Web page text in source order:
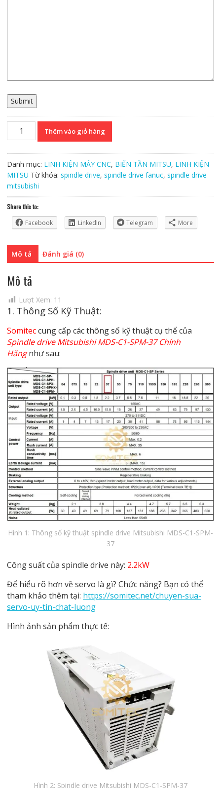
Submit
Spindle
drive
C1-
SPM-
37
Chính
Thêm vào giỏ hàng
Danh mục: LINH KIỆN MÁY CNC, BIẾN TẦN MITSU, LINH KIỆN
MITSU Từ khóa: spindle drive, spindle drive fanuc, spindle drive
mitsubishi
Share this to:
Facebook
LinkedIn Telegram More
Mô tả Đánh giá (0)
Mô tả
Lượt Xem: 11
1. Thông Số Kỹ Thuật:
Somiteccung cấp các thông số kỹ thuật cụ thể của
Spindle drive Mitsubishi MDS-C1-SPM-37 Chính
Hãngnhư sau:
Hình 1: Thông số kỹ thuật spindle drive Mitsubishi MDS-C1-SPM-
37
Công suất của spindle drive này: 2.2kW
Để hiểu rõ hơn về servo là gì? Chức năng? Bạn có thể
tham khảo thêm tại: https://somitec.net/chuyen-sua-
servo-uy-tin-chat-luong
Hình ảnh sản phẩm thực tế:
Hình 2: Spindle drive Mitsubishi MDS-C1-SPM-37